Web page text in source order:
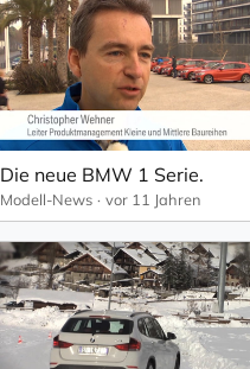
Die neue BMW 1 Serie.
Modell-News vor 11 Jahren